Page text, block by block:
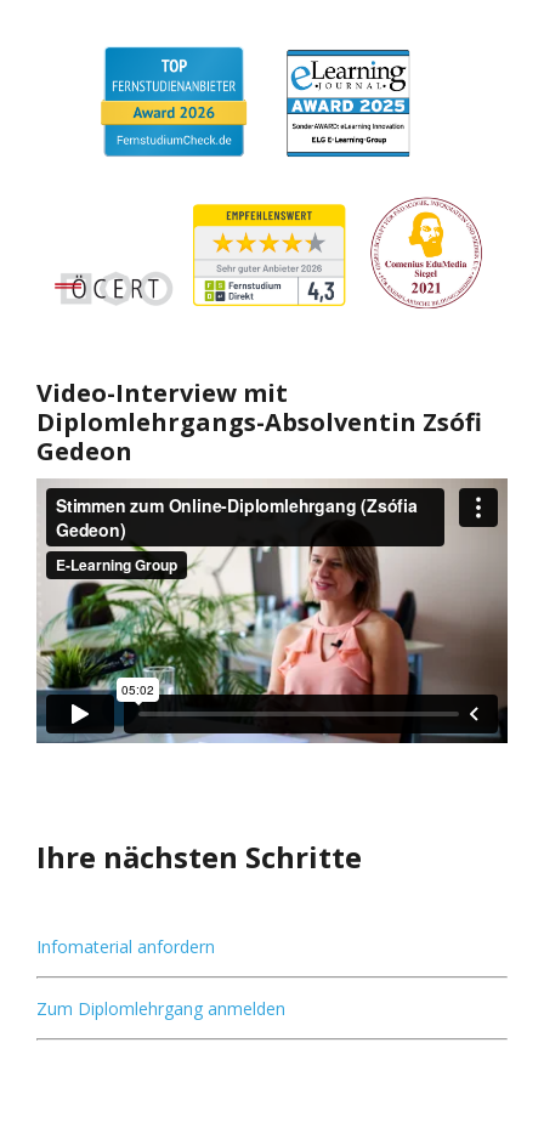
Video-Interview mit
Diplomlehrgangs-Absolventin Zsófi
Gedeon
Ihre nächsten Schritte
Infomaterial anfordern
Zum Diplomlehrgang anmelden